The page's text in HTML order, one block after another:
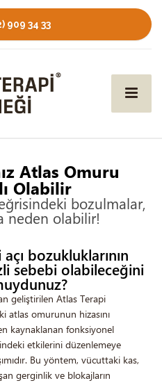
909 34 33
Atlas Omuru
Olabilir
bozulmalar,
neden olabilir!
bozukluklarının
sebebi olabileceğini
geliştirilen Atlas Terapi
atlas omurunun hizasını
kaynaklanan fonksiyonel
etkilerini düzenlemeye
Bu yöntem, vücuttaki kas,
gerginlik ve blokajların